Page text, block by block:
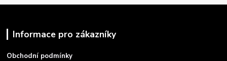
Informace pro zákazníky
Obchodní podmínky